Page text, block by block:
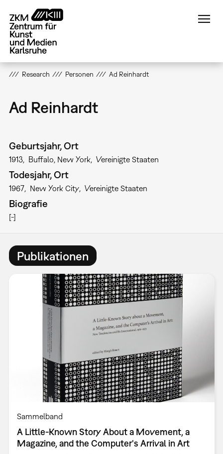
zum
Inhalt
Research Personen Ad Reinhardt
Ad Reinhardt
Geburtsjahr, Ort
1913 Buffalo, New York Vereinigte Staaten
Todesjahr, Ort
1967 New York City Vereinigte Staaten
Biografie
[-]
Publikationen
Sammelband
A Little-Known Story About a Movement, a
Magazine, and the Computer's Arrival in Art